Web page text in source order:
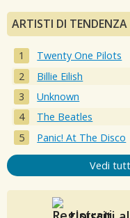
ARTISTI DI TENDENZA
Twenty One Pilots
Billie Eilish
Unknown
The Beatles
Panic! At The Disco
Vedi